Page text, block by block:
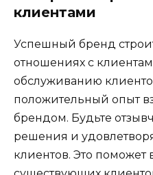
клиентами
Успешный бренд
отношениях с
обслуживанию
положительный опыт
брендом. Будьте
решения и
клиентов. Это поможет